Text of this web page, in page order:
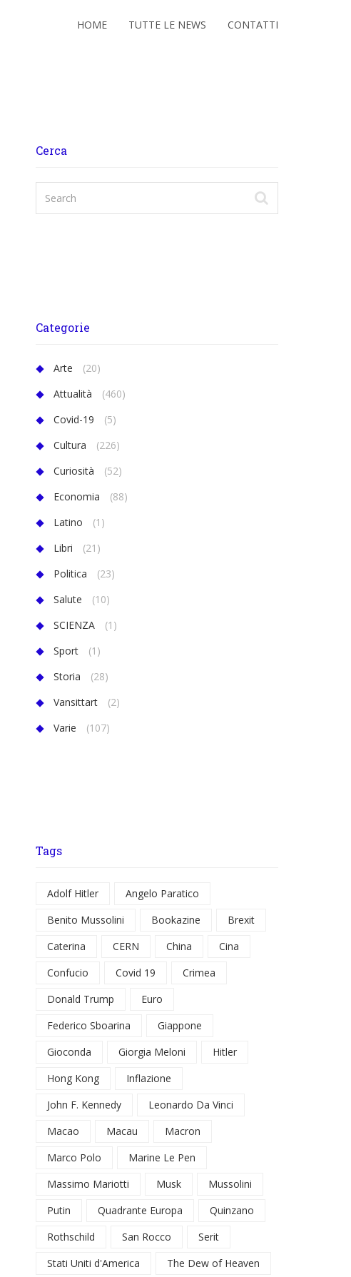
HOME TUTTE LE NEWS CONTATTI
Cerca
Categorie
Arte
(20)
Attualità
(460)
Covid-19
(5)
Cultura
(226)
Curiosità
(52)
Economia
(88)
Latino
(1)
Libri
(21)
Politica
(23)
Salute
(10)
SCIENZA
(1)
Sport
(1)
Storia
(28)
Vansittart
(2)
Varie
(107)
Tags
Adolf Hitler
Angelo Paratico
Benito Mussolini
Bookazine
Brexit
Caterina
CERN China
Cina
Confucio
Covid 19
Crimea
Donald Trump
Euro
Federico Sboarina
Giappone
Gioconda
Giorgia Meloni
Hitler
Hong Kong
Inflazione
John F. Kennedy
Leonardo Da Vinci
Macao
Macau
Macron
Marco Polo
Marine Le Pen
Massimo Mariotti
Musk
Mussolini
Putin
Quadrante Europa
Quinzano
Rothschild
San Rocco
Serit
Stati Uniti d'America
The Dew of Heaven